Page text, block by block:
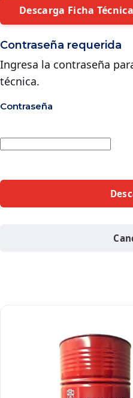
Descarga Ficha Técnica
Contraseña requerida
Ingresa la contraseña
técnica.
Contraseña